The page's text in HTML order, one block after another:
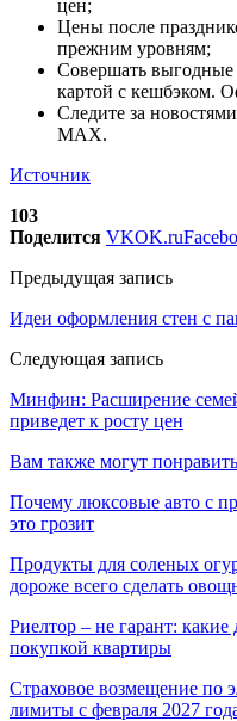
цен;
Цены после
прежним уровням;
Совершать
картой с кешбэком.
Следите за
MAX.
Источник
103
Поделится VKOK.ru
Предыдущая запись
Идеи оформления стен с
Следующая запись
Минфин: Расширение
приведет к росту цен
Вам также могут
Почему люксовые авто с
это грозит
Продукты для соленых
дороже всего сделать
Риелтор – не гарант:
покупкой квартиры
Страховое возмещение по
лимиты с февраля 2027